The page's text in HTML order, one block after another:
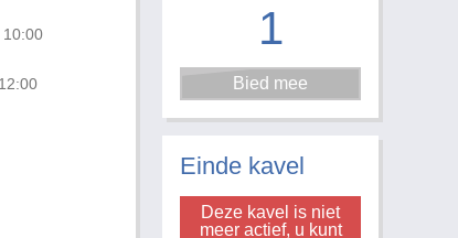
1
Einde kavel
Deze kavel is niet
meer actief, u kunt